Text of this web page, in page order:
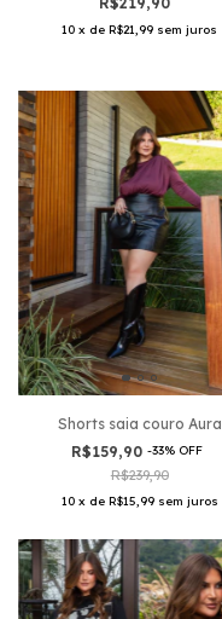
10 x deR$21,99 sem juros
Shorts saia couro Aura
R$159,90-33% OFF
R$239,90
10 x de R$15,99 sem juros